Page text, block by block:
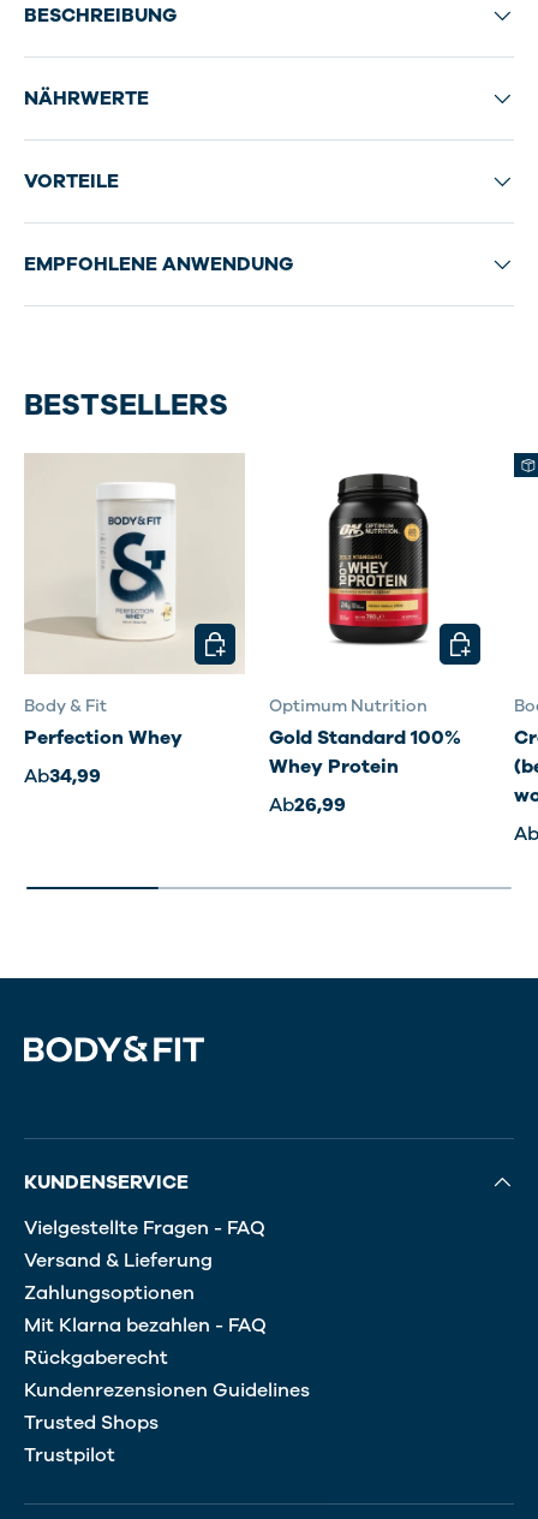
BESCHREIBUNG
NÄHRWERTE
VORTEILE
EMPFOHLENE ANWENDUNG
BESTSELLERS
Body & Fit
Perfection Whey
Ab34,99
OPTIONEN AUSWÄHLEN
Optimum Nutrition
Gold Standard 100%
Whey Protein
Ab26,99
Ab
KUNDENSERVICE
Vielgestellte Fragen - FAQ
Versand & Lieferung
Zahlungsoptionen
Mit Klarna bezahlen - FAQ
Rückgaberecht
Kundenrezensionen Guidelines
Trusted Shops
Trustpilot